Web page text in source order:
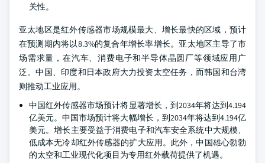
关性。
亚太地区是红外传感器市场规模最大、增长最快的区域，预计
在预测期内将以8.3%的复合年增长率增长。亚太地区主导了市
场需求量，在汽车、消费电子和半导体晶圆厂等领域应用广
泛。中国、印度和日本政府大力投资太空任务，而韩国和台湾
则推动工业应用。
中国红外传感器市场预计将显著增长，到2034年将达到4.194
亿美元。中国市场预计将大幅增长，到2034年将达到4.194亿
美元。增长主要受益于消费电子和汽车安全系统中大规模、
低成本无冷却红外传感器的扩大应用。此外，中国雄心勃勃
的太空和工业现代化项目为专用红外载荷提供了机遇。